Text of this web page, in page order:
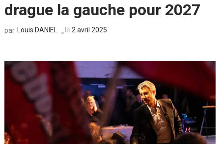
drague la gauche pour 2027
par Louis DANIEL le 2 avril 2025